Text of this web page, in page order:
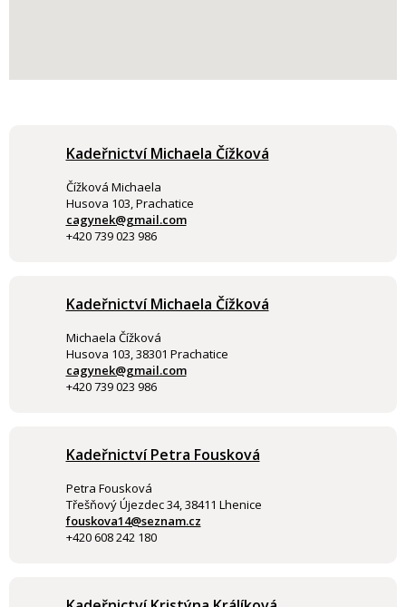
Kadeřnictví Michaela Čížková
Čížková Michaela
Husova 103, Prachatice
cagynek@gmail.com
+420 739 023 986
Kadeřnictví Michaela Čížková
Michaela Čížková
Husova 103, 38301 Prachatice
cagynek@gmail.com
+420 739 023 986
Kadeřnictví Petra Fousková
Petra Fousková
Třešňový Újezdec 34, 38411 Lhenice
fouskova14@seznam.cz
+420 608 242 180